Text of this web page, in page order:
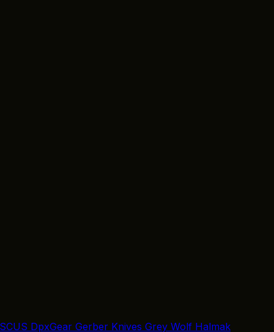
DpxGear Gerber Knives Grey Wolf Halmak